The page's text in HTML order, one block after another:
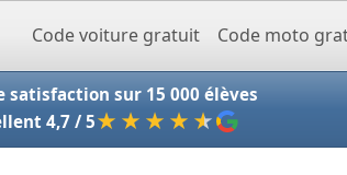
Code voiture gratuit Code moto
satisfaction sur 15 000 élèves
4,7 / 5★★★★ ★